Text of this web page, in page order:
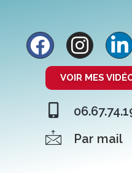
VOIR MES
Par mail